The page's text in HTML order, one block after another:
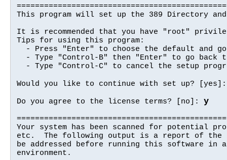
This program will set up the 389 Directory
It is recommended that you have "root"
Tips for using this program:
- Press "Enter" to choose the default and
- Type "Control-B" then "Enter" to go back
- Type "Control-C" to cancel the setup
Would you like to continue with set up?
Do you agree to the license terms? [no]: y
Your system has been scanned for potential
etc.  The following output is a report of the
be addressed before running this software in
environment.